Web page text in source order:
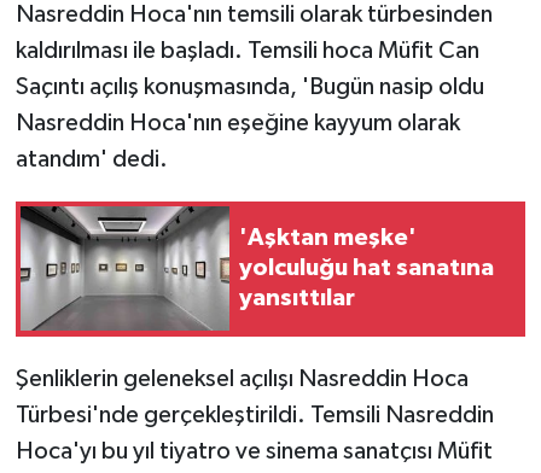
Nasreddin Hoca'nın temsili olarak türbesinden
kaldırılması ile başladı. Temsili hoca Müfit Can
Saçıntı açılış konuşmasında, 'Bugün nasip oldu
Nasreddin Hoca'nın eşeğine kayyum olarak
atandım' dedi.
'Aşktan meşke'
yolculuğu hat sanatına
yansıttılar
Şenliklerin geleneksel açılışı Nasreddin Hoca
Türbesi'nde gerçekleştirildi. Temsili Nasreddin
Hoca'yı bu yıl tiyatro ve sinema sanatçısı Müfit